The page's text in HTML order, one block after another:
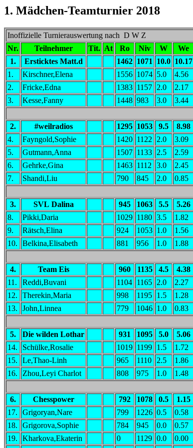
1. Mädchen-Teamturnier 2018
Inoffizielle Turnierauswertung nach D W Z
Nr.
Teilnehmer Tit. At Ro Niv W We
1.
Ersticktes Matt.d 1462 1071 10.0 10.17
1.
Kirschner,Elena 1556 1074 5.0 4.56
2.
Fricke,Edna 1383 1157 2.0 2.17
3.
Kesse,Fanny 1448 983 3.0 3.44
2. #weilradios 1295 1053 9.5 8.98
4.
Fayngold,Sophie 1420 1122 2.0 3.09
5.
Gutmann,Anna 1507 1133 2.5 2.59
6.
Gehrke,Gina 1463 1112 3.0 2.45
7.
Shandi,Liu 790 845 2.0 0.85
3. SVL Dalina 945 1063 5.5 5.26
8.
Pikki,Daria 1029 1180 3.5 1.82
9.
Rätsch,Elina 924 1053 1.0 1.56
10.
Belkina,Elisabeth 881 956 1.0 1.88
4. Team Eis 960 1135 4.5 4.38
11.
Reddi,Buvani 1104 1165 2.0 2.27
12.
Therekin,Maria 998 1195 1.5 1.28
13.
John,Linnea 779 1046 1.0 0.83
5. Die wilden Lothar 931 1095 5.0 5.06
14.
Schülke,Rosalie 1019 1199 1.5 1.72
15.
Le,Thao-Linh 965 1110 2.5 1.86
16.
Zhou,Leyi Charlot 808 975 1.0 1.48
6. Chesspower 792 1078 0.5 1.15
17.
Grigoryan,Nare 799 1226 0.5 0.58
18.
Grigorova,Sophie 784 945 0.0 0.57
19.
Kharkova,Ekaterin 0 1129 0.0 0.00